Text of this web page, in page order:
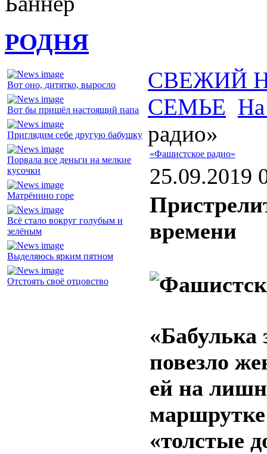
РОДНЯ
Вот оно, дитятко, выросло
Вот бы пришёл настоящий папа
Приглядим себе другую бабушку
Порвала все деньги на мелкие
кусочки
Матрёнино горе
Всё стало вокруг голубым и
зелёным
Выделяюсь ярким пятном
Отстоять своё отцовство
СВЕЖИЙ
СЕМЬЕ На
радио»
«Фашистское радио»
25.09.2019
времени
«Бабулька
повезло
ей на
маршрутке
«толстые